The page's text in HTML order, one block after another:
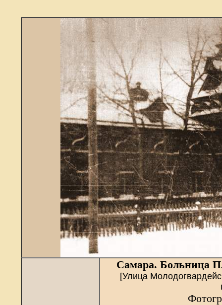
Самара. Больница
[Улица